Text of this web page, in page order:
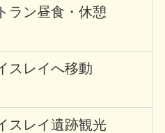
ラン昼食・休憩
スレイへ移動
スレイ遺跡観光